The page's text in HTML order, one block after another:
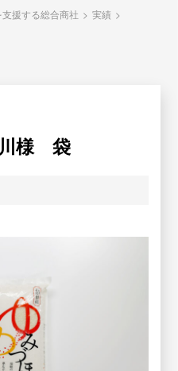
援する総合商社 > 実績 >
川様 袋